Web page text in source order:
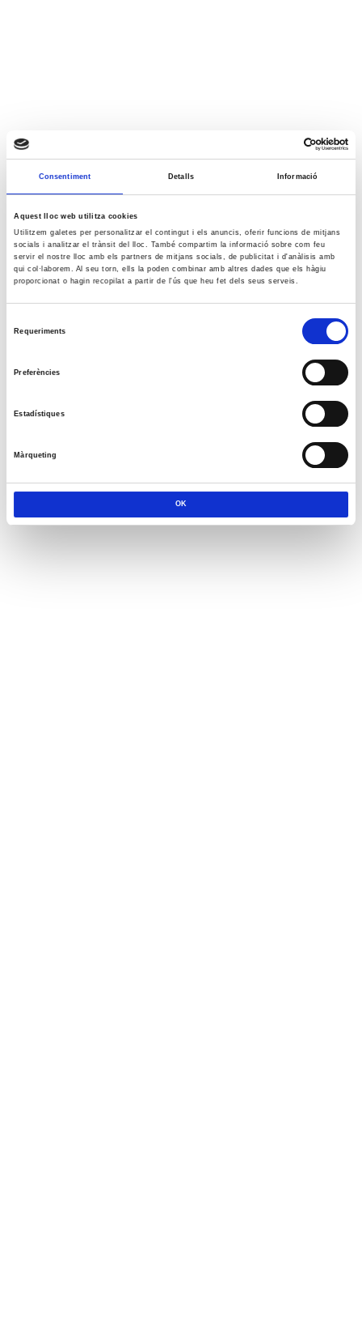
Consentiment Detalls Informació
Aquest lloc web utilitza cookies
Utilitzem galetes per personalitzar el contingut i els anuncis, oferir funcions de mitjans
socials i analitzar el trànsit del lloc. També compartim la informació sobre com feu
servir el nostre lloc amb els partners de mitjans socials, de publicitat i d'anàlisis amb
qui col·laborem. Al seu torn, ells la poden combinar amb altres dades que els hàgiu
proporcionat o hagin recopilat a partir de l'ús que heu fet dels seus serveis.
Requeriments
Preferències
Estadístiques
Màrqueting
OK